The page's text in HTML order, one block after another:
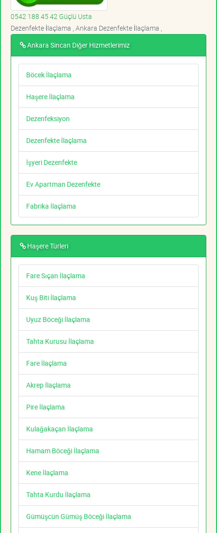
0542 188 45 42 Güçlü Usta
Dezenfekte İlaçlama , Ankara Dezenfekte İlaçlama ,
Ankara Sincan Diğer Hizmetlerimiz
Böcek İlaçlama
Haşere İlaçlama
Dezenfeksiyon
Dezenfekte İlaçlama
İşyeri Dezenfekte
Ev Apartman Dezenfekte
Fabrika İlaçlama
Haşere Türleri
Fare Sıçan İlaçlama
Kuş Biti İlaçlama
Uyuz Böceği İlaçlama
Tahta Kurusu İlaçlama
Fare İlaçlama
Akrep İlaçlama
Pire İlaçlama
Kulağakaçan İlaçlama
Hamam Böceği İlaçlama
Kene İlaçlama
Tahta Kurdu İlaçlama
Gümüşcün Gümüş Böceği İlaçlama